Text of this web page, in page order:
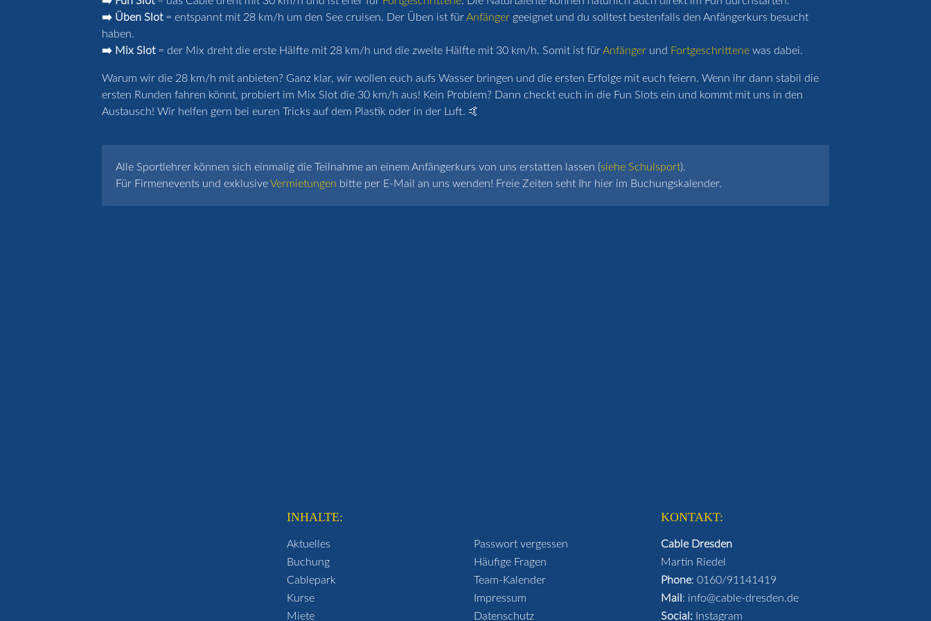
➡️ Üben Slot= entspannt mit 28 km/h um den See cruisen. Der Üben ist fürAnfänger geeignet und du solltest bestenfalls den Anfängerkurs besucht
haben.
➡️ Mix Slot= der Mix dreht die erste Hälfte mit 28 km/h und die zweite Hälfte mit 30 km/h. Somit ist fürAnfänger und Fortgeschrittene was dabei.
Warum wir die 28 km/h mit anbieten? Ganz klar, wir wollen euch aufs Wasser bringen und die ersten Erfolge mit euch feiern. Wenn ihr dann stabil die
ersten Runden fahren könnt, probiert im Mix Slot die 30 km/h aus! Kein Problem? Dann checkt euch in die Fun Slots ein und kommt mit uns in den
Austausch! Wir helfen gern bei euren Tricks auf dem Plastik oder in der Luft. 🤙
Alle Sportlehrer können sich einmalig die Teilnahme an einem Anfängerkurs von uns erstatten lassen (siehe Schulsport).
Für Firmenevents und exklusiveVermietungen bitte per E-Mail an uns wenden! Freie Zeiten seht Ihr hier im Buchungskalender.
INHALTE:
Aktuelles
Buchung
Cablepark
Kurse
Miete
Passwort vergessen
Häufige Fragen
Team-Kalender
Impressum
Datenschutz
KONTAKT:
Cable Dresden
Martin Riedel
Phone: 0160/91141419
Mail : info@cable-dresden.de
Social: Instagram